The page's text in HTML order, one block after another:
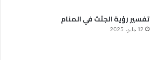
تفسير رؤية الجثث في المنام
12 مايو، 2025